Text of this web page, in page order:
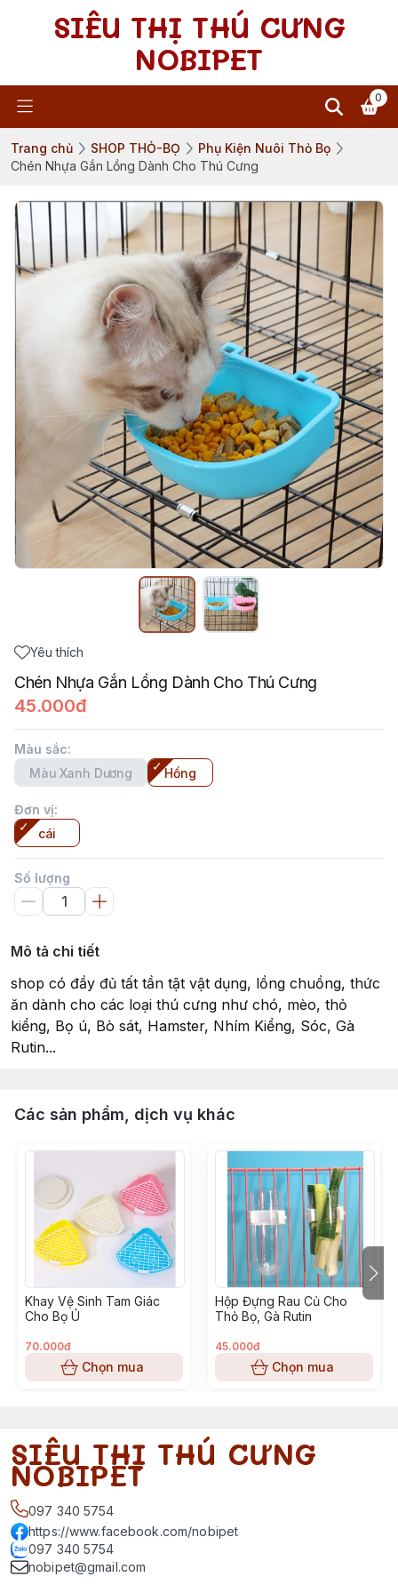
SIÊU THỊ THÚ CƯNG
NOBIPET
0
Trang chủ SHOP THỎ-BỌ
Phụ Kiện Nuôi Thỏ Bọ
Chén Nhựa Gắn Lồng Dành Cho Thú Cưng
Yêu thích
Chén Nhựa Gắn Lồng Dành Cho Thú Cưng
45.000đ
Màu sắc:
Màu Xanh Dương
Hồng
Đơn vị:
cái
Số lượng
Mô tả chi tiết
shop có đầy đủ tất tần tật vật dụng, lồng chuồng, thức
ăn dành cho các loại thú cưng như chó, mèo, thỏ
kiểng, Bọ ú, Bò sát, Hamster, Nhím Kiểng, Sóc, Gà
Rutin...
Các sản phẩm, dịch vụ khác
Khay Vệ Sinh Tam Giác
Cho Bọ Ú
70.000đ
Chọn mua
Hộp Đựng Rau Củ Cho
Thỏ Bọ, Gà Rutin
45.000đ
Chọn mua
SIÊU THỊ THÚ CƯNG
NOBIPET
097 340 5754
https://www.facebook.com/nobipet
097 340 5754
nobipet@gmail.com